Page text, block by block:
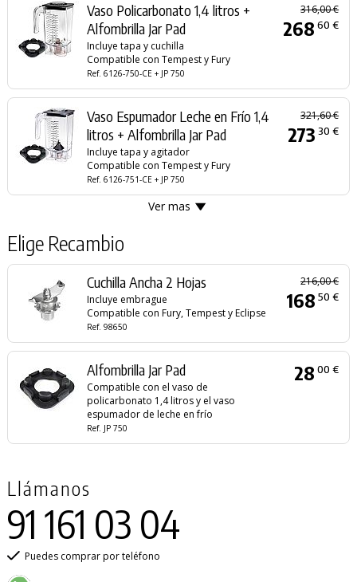
Vaso Policarbonato 1,4 litros +
Alfombrilla Jar Pad
Incluye tapa y cuchilla
Compatible con Tempest y Fury
Ref. 6126-750-CE + JP 750
316,00 €
268 60 €
Vaso Espumador Leche en Frío 1,4
litros + Alfombrilla Jar Pad
Incluye tapa y agitador
Compatible con Tempest y Fury
Ref. 6126-751-CE + JP 750
321,60 €
273 30 €
Ver mas
Elige Recambio
Cuchilla Ancha 2 Hojas
Incluye embrague
Compatible con Fury, Tempest y Eclipse
Ref. 98650
216,00 €
168 50 €
Alfombrilla Jar Pad
Compatible con el vaso de
policarbonato 1,4 litros y el vaso
espumador de leche en frío
Ref. JP 750
28 00 €
Llámanos
91 161 03 04
Puedes comprar por teléfono